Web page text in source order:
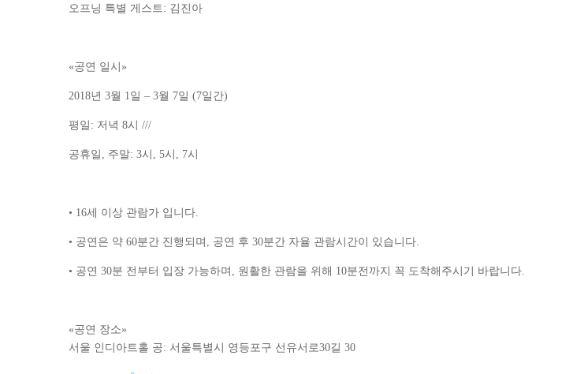
​오프닝 특별 게스트: 김진아
«공연 일시»
2018년 3월 1일 – 3월 7일 (7일간)
평일: 저녁 8시 ///
공휴일, 주말: 3시, 5시, 7시
• 16세 이상 관람가 입니다.
• 공연은 약 60분간 진행되며, 공연 후 30분간 자율 관람시간이 있습니다.
• 공연 30분 전부터 입장 가능하며, 원활한 관람을 위해 10분전까지 꼭 도착해주시기 바랍니다.
«공연 장소»
서울 인디아트홀 공: 서울특별시 영등포구 선유서로30길 30